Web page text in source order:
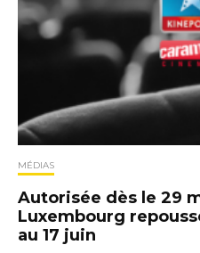
MÉDIAS
Autorisée dès le 29
Luxembourg
au 17 juin